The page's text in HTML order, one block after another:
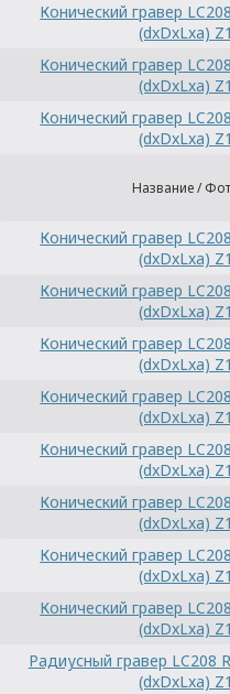
Конический гравер
(dxDxLxa) Z1
Конический гравер
(dxDxLxa) Z1
Конический гравер
(dxDxLxa) Z1
Название /
Конический гравер
(dxDxLxa) Z1
Конический гравер
(dxDxLxa) Z1
Конический гравер
(dxDxLxa) Z1
Конический гравер
(dxDxLxa) Z1
Конический гравер
(dxDxLxa) Z1
Конический гравер
(dxDxLxa) Z1
Конический гравер
(dxDxLxa) Z1
Конический гравер
(dxDxLxa) Z1
Радиусный гравер LC208
(dxDxLxa) Z1